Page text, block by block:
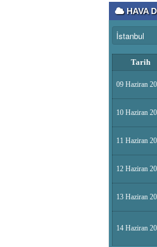
HAVA
Tarih
09 Haziran
10 Haziran
11 Haziran
12 Haziran
13 Haziran
14 Haziran